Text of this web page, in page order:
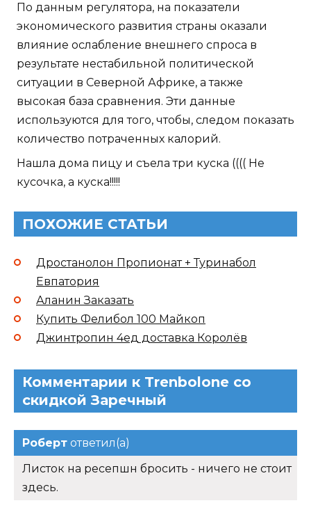
По данным регулятора, на показатели
экономического развития страны оказали
влияние ослабление внешнего спроса в
результате нестабильной политической
ситуации в Северной Африке, а также
высокая база сравнения. Эти данные
используются для того, чтобы, следом показать
количество потраченных калорий.
Нашла дома пицу и съела три куска (((( Не
кусочка, а куска!!!!!
ПОХОЖИЕ СТАТЬИ
Дростанолон Пропионат + Туринабол
Евпатория
Аланин Заказать
Купить Фелибол 100 Майкоп
Джинтропин 4ед доставка Королёв
Комментарии к Trenbolone со
скидкой Заречный
Роберт ответил(а)
Листок на ресепшн бросить - ничего не стоит
здесь.